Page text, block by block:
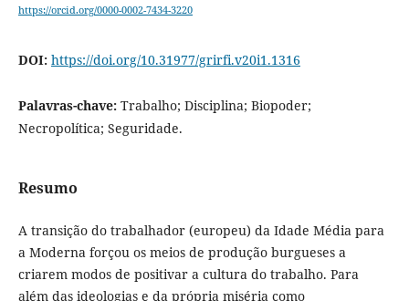
https://orcid.org/0000-0002-7434-3220
DOI: https://doi.org/10.31977/grirfi.v20i1.1316
Palavras-chave: Trabalho; Disciplina; Biopoder;
Necropolítica; Seguridade.
Resumo
A transição do trabalhador (europeu) da Idade Média para
a Moderna forçou os meios de produção burgueses a
criarem modos de positivar a cultura do trabalho. Para
além das ideologias e da própria miséria como